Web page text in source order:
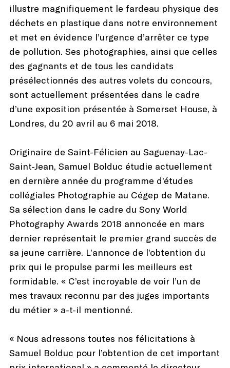
illustre magnifiquement le fardeau physique des
déchets en plastique dans notre environnement
et met en évidence l’urgence d’arrêter ce type
de pollution. Ses photographies, ainsi que celles
des gagnants et de tous les candidats
présélectionnés des autres volets du concours,
sont actuellement présentées dans le cadre
d’une exposition présentée à Somerset House, à
Londres, du 20 avril au 6 mai 2018.
Originaire de Saint-Félicien au Saguenay-Lac-
Saint-Jean, Samuel Bolduc étudie actuellement
en dernière année du programme d’études
collégiales Photographie au Cégep de Matane.
Sa sélection dans le cadre du Sony World
Photography Awards 2018 annoncée en mars
dernier représentait le premier grand succès de
sa jeune carrière. L’annonce de l’obtention du
prix qui le propulse parmi les meilleurs est
formidable. « C’est incroyable de voir l’un de
mes travaux reconnu par des juges importants
du métier » a-t-il mentionné.
« Nous adressons toutes nos félicitations à
Samuel Bolduc pour l’obtention de cet important